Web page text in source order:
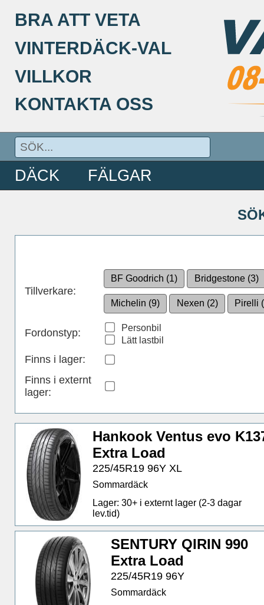
BRA ATT VETA
VINTERDÄCK-VAL
VILLKOR
KONTAKTA OSS
DÄCK FÄLGAR
Tillverkare:
BF Goodrich (1) Bridgestone (3)
Michelin (9) Nexen (2) Pirelli
Fordonstyp:
Personbil
Lätt lastbil
Finns i lager:
Finns i externt
lager:
Hankook Ventus evo
Extra Load
225/45R19 96Y XL
Sommardäck
Lager: 30+ i externt lager (2-3 dagar
lev.tid)
SENTURY QIRIN 990
Extra Load
225/45R19 96Y
Sommardäck